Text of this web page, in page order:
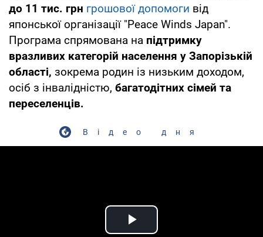
до 11 тис. грн грошової допомоги від
японської організації "Peace Winds Japan".
Програма спрямована на підтримку
вразливих категорій населення у Запорізькій
області, зокрема родин із низьким доходом,
осіб з інвалідністю, багатодітних сімей та
переселенців.
Відео дня
Play Video